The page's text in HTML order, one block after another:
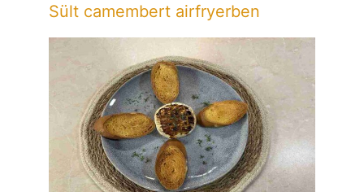
Sült camembert airfryerben